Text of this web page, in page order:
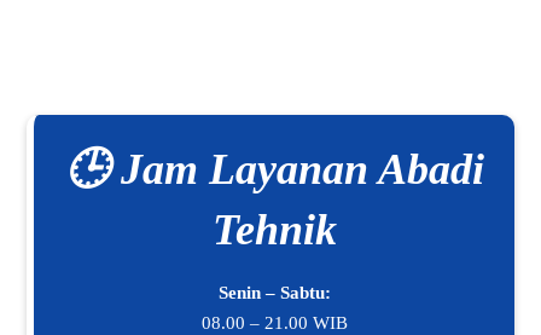
🕒 Jam Layanan Abadi
Tehnik
Senin – Sabtu:
08.00 – 21.00 WIB